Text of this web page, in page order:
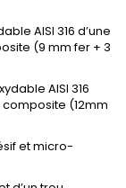
AISI 316 d’une
(9 mm fer + 3
AISI 316
composite (12mm
et micro-